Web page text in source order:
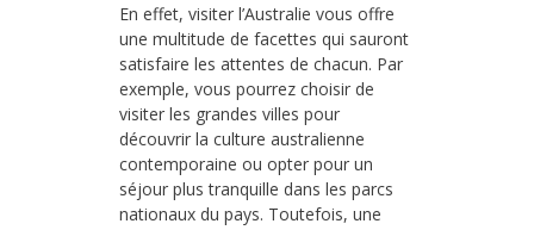
En effet, visiter l’Australie vous offre
une multitude de facettes qui sauront
satisfaire les attentes de chacun. Par
exemple, vous pourrez choisir de
visiter les grandes villes pour
découvrir la culture australienne
contemporaine ou opter pour un
séjour plus tranquille dans les parcs
nationaux du pays. Toutefois, une